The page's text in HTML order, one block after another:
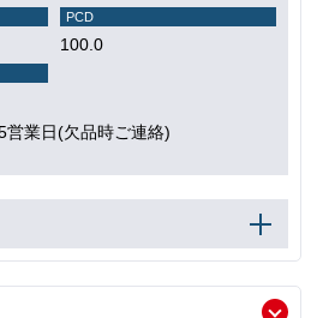
PCD
100.0
営業日(欠品時ご連絡)